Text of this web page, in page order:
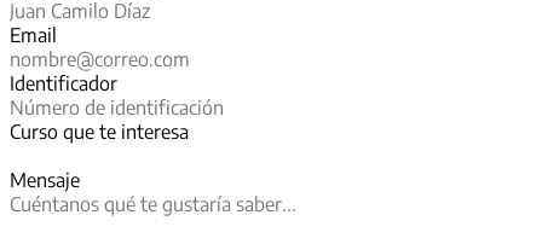
Email
Identificador
Curso que te interesa
Mensaje